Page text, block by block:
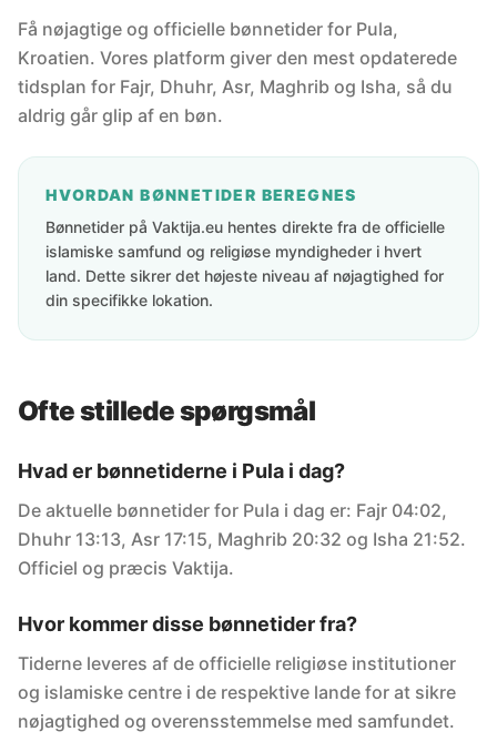
Få nøjagtige og officielle bønnetider for Pula,
Kroatien. Vores platform giver den mest opdaterede
tidsplan for Fajr, Dhuhr, Asr, Maghrib og Isha, så du
aldrig går glip af en bøn.
HVORDAN BØNNETIDER BEREGNES
Bønnetider på Vaktija.eu hentes direkte fra de officielle
islamiske samfund og religiøse myndigheder i hvert
land. Dette sikrer det højeste niveau af nøjagtighed for
din specifikke lokation.
Ofte stillede spørgsmål
Hvad er bønnetiderne i Pula i dag?
De aktuelle bønnetider for Pula i dag er: Fajr 04:02,
Dhuhr 13:13, Asr 17:15, Maghrib 20:32 og Isha 21:52.
Officiel og præcis Vaktija.
Hvor kommer disse bønnetider fra?
Tiderne leveres af de officielle religiøse institutioner
og islamiske centre i de respektive lande for at sikre
nøjagtighed og overensstemmelse med samfundet.